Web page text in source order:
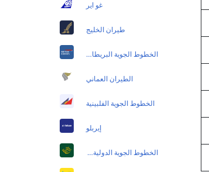
غو اير
طيران الخليج
الخطوط الجوية البريطانية
الطيران العماني
الخطوط الجوية الفلبينية
إيربلو
الخطوط الجوية الدولية الباكستانية